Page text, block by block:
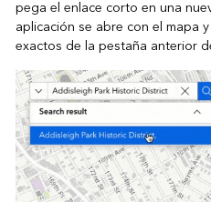
pega el enlace corto en una
aplicación se abre con el mapa
exactos de la pestaña anterior